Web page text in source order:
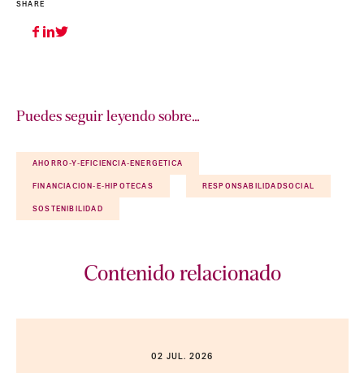
SHARE
Puedes seguir leyendo sobre…
AHORRO-Y-EFICIENCIA-ENERGETICA
FINANCIACION-E-HIPOTECAS RESPONSABILIDADSOCIAL
SOSTENIBILIDAD
Contenido relacionado
02 JUL. 2026